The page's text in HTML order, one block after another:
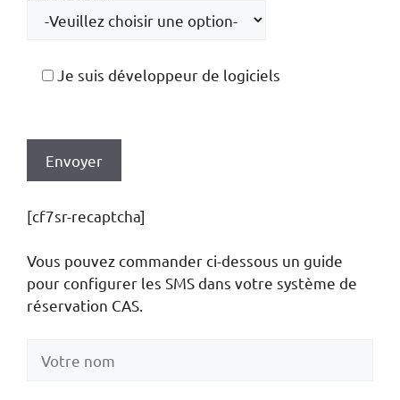
Je suis développeur de logiciels
[cf7sr-recaptcha]
Vous pouvez commander ci-dessous un guide
pour configurer les SMS dans votre système de
réservation CAS.